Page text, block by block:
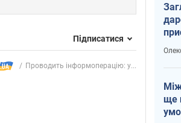
Підписатися
Проводить інформоперацію: у...
ще